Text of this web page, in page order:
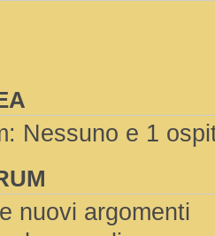
Nessuno e 1
nuovi argomenti